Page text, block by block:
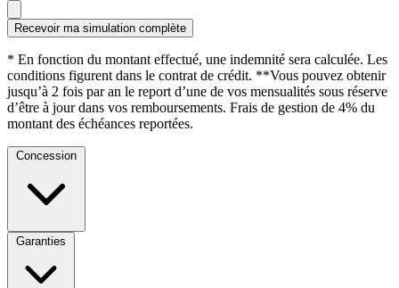
Recevoir ma simulation complète
* En fonction du montant effectué, une indemnité sera calculée. Les
conditions figurent dans le contrat de crédit. **Vous pouvez obtenir
jusqu’à 2 fois par an le report d’une de vos mensualités sous réserve
d’être à jour dans vos remboursements. Frais de gestion de 4% du
montant des échéances reportées.
Concession
Garanties